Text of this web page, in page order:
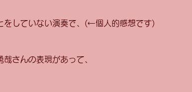
をしていない演奏で、(←個人的感想です)
さんの表現があって、